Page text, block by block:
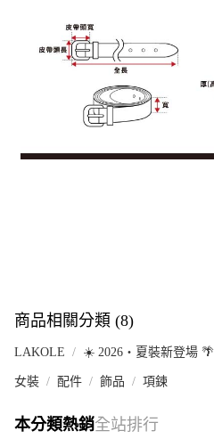
商品相關分類 (8)
LAKOLE ☀️ 2026・夏裝新登場 🌴
女裝 配件 飾品 項鍊
本分類熱銷全站排行